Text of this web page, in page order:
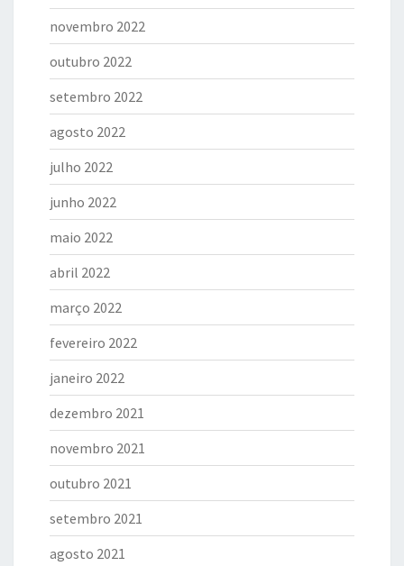
novembro 2022
outubro 2022
setembro 2022
agosto 2022
julho 2022
junho 2022
maio 2022
abril 2022
março 2022
fevereiro 2022
janeiro 2022
dezembro 2021
novembro 2021
outubro 2021
setembro 2021
agosto 2021